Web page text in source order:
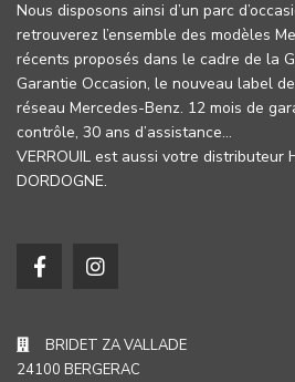
Nous disposons ainsi d’un parc
retrouverez l’ensemble des modèles
récents proposés dans le cadre de la
Garantie Occasion, le nouveau label
réseau Mercedes-Benz. 12 mois de
contrôle, 30 ans d’assistance…
VERROUIL est aussi votre distributeur
DORDOGNE.
BRIDET ZA VALLADE
24100 BERGERAC